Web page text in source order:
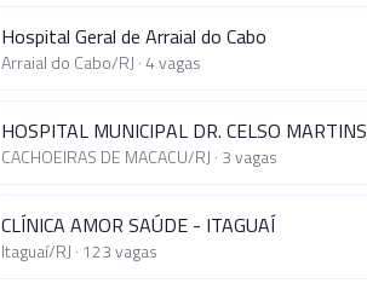
Hospital Geral de Arraial do Cabo
Arraial do Cabo/RJ ·4vagas
HOSPITAL MUNICIPAL DR. CELSO MARTINS
CACHOEIRAS DE MACACU/RJ · 3vagas
CLÍNICA AMOR SAÚDE - ITAGUAÍ
Itaguaí/RJ · 123vagas